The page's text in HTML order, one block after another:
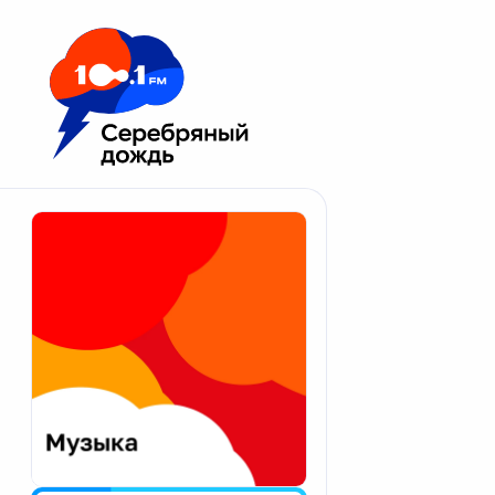
Москва 100.1 FM
Апатиты
Екатеринбург
Калининград
Калуга